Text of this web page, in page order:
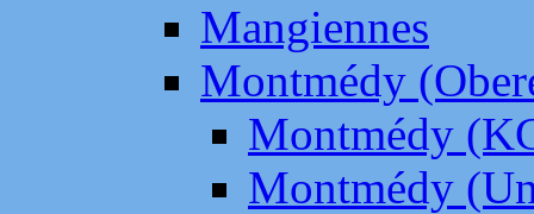
Mangiennes
Montmédy
Montmédy
Montmédy